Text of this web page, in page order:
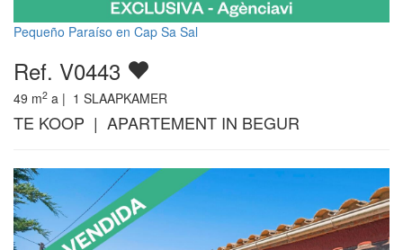
Pequeño Paraíso en Cap Sa Sal
Ref. V0443
49 m2 a | 1 SLAAPKAMER
TE KOOP | APARTEMENT IN BEGUR